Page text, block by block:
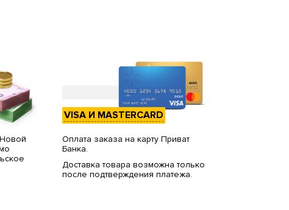
VISA И MASTERCARD
Оплата заказа на карту Приват
Банка.
Доставка товара возможна только
после подтверждения платежа.